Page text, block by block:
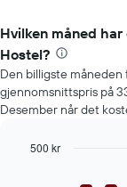
Hvilken måned
Hostel?
Den billigste måneden
gjennomsnittspris på
Desember når det
500 kr